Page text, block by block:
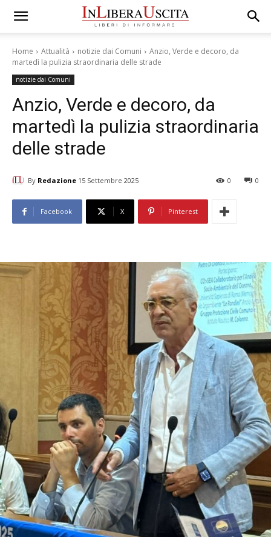
Home Attualità notizie dai Comuni
Anzio, Verde e decoro, da
martedì la pulizia straordinaria delle strade
notizie dai Comuni
Anzio, Verde e decoro, da
martedì la pulizia straordinaria
delle strade
By Redazione 15 Settembre 2025 0
0
Facebook X Pinterest